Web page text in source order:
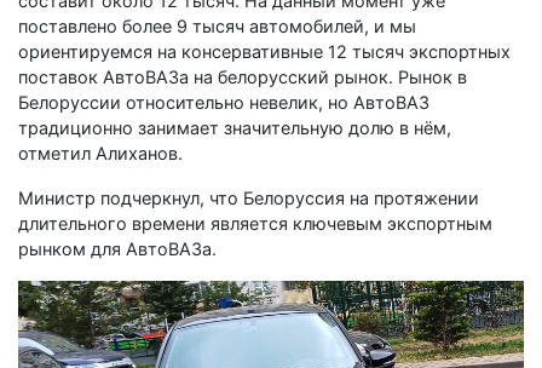
поставлено более 9 тысяч автомобилей, и мы
ориентируемся на консервативные 12 тысяч экспортных
поставок АвтоВАЗа на белорусский рынок. Рынок в
Белоруссии относительно невелик, но АвтоВАЗ
традиционно занимает значительную долю в нём,
отметил Алиханов.
Министр подчеркнул, что Белоруссия на протяжении
длительного времени является ключевым экспортным
рынком для АвтоВАЗа.